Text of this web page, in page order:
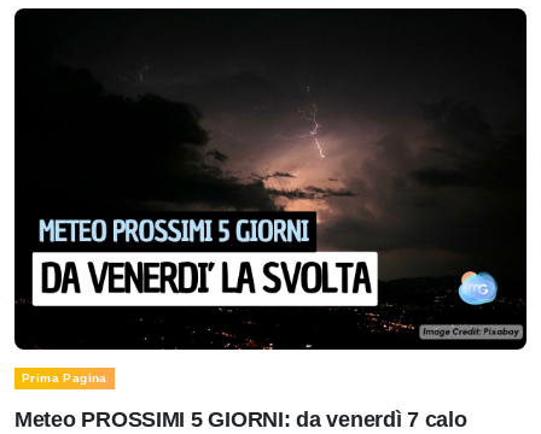
Prima Pagina
Meteo PROSSIMI 5 GIORNI: da venerdì 7 calo